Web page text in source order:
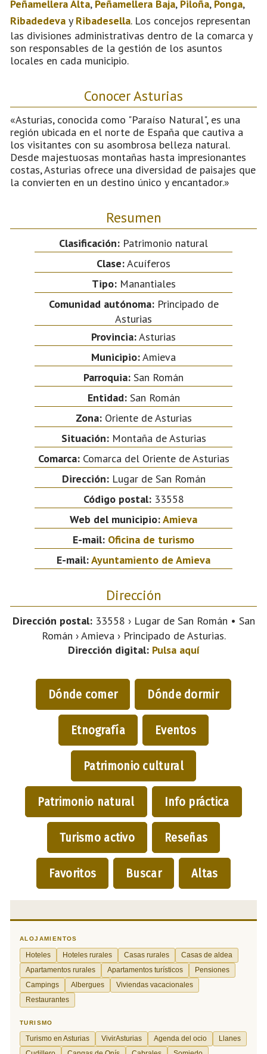
Peñamellera Alta, Peñamellera Baja, Piloña, Ponga,
Ribadedeva y Ribadesella. Los concejos representan
las divisiones administrativas dentro de la comarca y
son responsables de la gestión de los asuntos
locales en cada municipio.
Conocer Asturias
«Asturias, conocida como "Paraíso Natural", es una
región ubicada en el norte de España que cautiva a
los visitantes con su asombrosa belleza natural.
Desde majestuosas montañas hasta impresionantes
costas, Asturias ofrece una diversidad de paisajes que
la convierten en un destino único y encantador.»
Resumen
Clasificación: Patrimonio natural
Clase:Acuíferos
Tipo:Manantiales
Comunidad autónoma:Principado de
Asturias
Provincia:Asturias
Municipio:Amieva
Parroquia: San Román
Entidad:San Román
Zona:Oriente de Asturias
Situación:Montaña de Asturias
Comarca:Comarca del Oriente de Asturias
Dirección:Lugar de San Román
Código postal:33558
Web del municipio:Amieva
E-mail: Oficina de turismo
E-mail:Ayuntamiento de Amieva
Dirección
Dirección postal:33558 › Lugar de San Román • San
Román › Amieva › Principado de Asturias.
Dirección digital: Pulsa aquí
Dónde comer Dónde dormir
Etnografía Eventos
Patrimonio cultural
Patrimonio natural Info práctica
Turismo activo Reseñas
Favoritos Buscar Altas